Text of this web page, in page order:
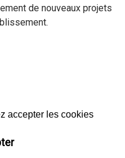
de nouveaux projets
accepter les cookies